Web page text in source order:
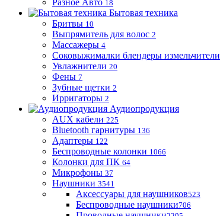
Разное Авто 18
Бытовая техника
Бритвы 10
Выпрямитель для волос 2
Массажеры 4
Соковыжималки блендеры измельчители
Увлажнители 20
Фены 7
Зубные щетки 2
Ирригаторы 2
Аудиопродукция
AUX кабели 225
Bluetooth гарнитуры 136
Адаптеры 122
Беспроводные колонки 1066
Колонки для ПК 64
Микрофоны 37
Наушники 3541
Аксессуары для наушников523
Беспроводные наушники706